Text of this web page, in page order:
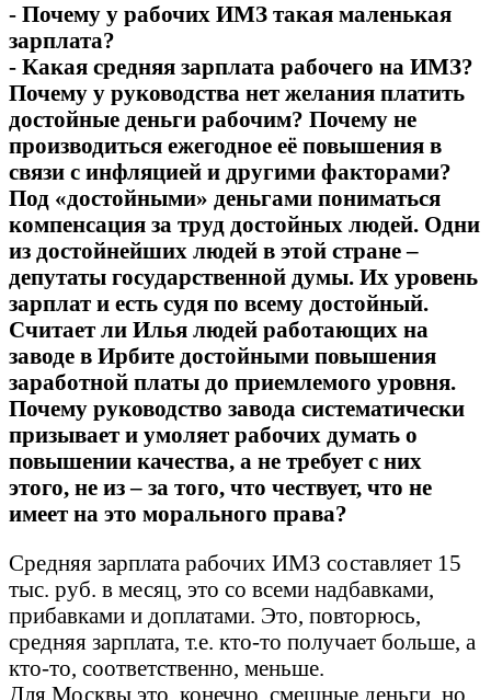
- Почему у рабочих ИМЗ такая маленькая
зарплата?
- Какая средняя зарплата рабочего на ИМЗ?
Почему у руководства нет желания платить
достойные деньги рабочим? Почему не
производиться ежегодное её повышения в
связи с инфляцией и другими факторами?
Под «достойными» деньгами пониматься
компенсация за труд достойных людей. Одни
из достойнейших людей в этой стране –
депутаты государственной думы. Их уровень
зарплат и есть судя по всему достойный.
Считает ли Илья людей работающих на
заводе в Ирбите достойными повышения
заработной платы до приемлемого уровня.
Почему руководство завода систематически
призывает и умоляет рабочих думать о
повышении качества, а не требует с них
этого, не из – за того, что чествует, что не
имеет на это морального права?
Средняя зарплата рабочих ИМЗ составляет 15
тыс. руб. в месяц, это со всеми надбавками,
прибавками и доплатами. Это, повторюсь,
средняя зарплата, т.е. кто-то получает больше, а
кто-то, соответственно, меньше.
Для Москвы это, конечно, смешные деньги, но